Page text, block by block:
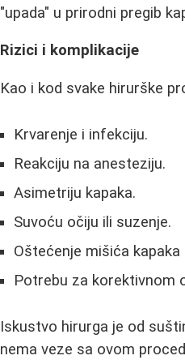
"upada" u prirodni pregib
Rizici i komplikacije
Kao i kod svake hirurške
Krvarenje i infekciju.
Reakciju na anesteziju.
Asimetriju kapaka.
Suvoću očiju ili suzenje.
Oštećenje mišića
Potrebu za korektivnom
Iskustvo hirurga je od
nema veze sa ovom